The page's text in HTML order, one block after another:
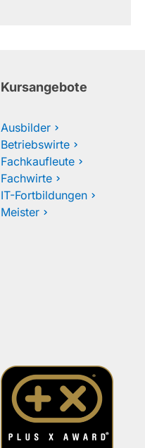
Kursangebote
Ausbilder
Betriebswirte
Fachkaufleute
Fachwirte
IT-Fortbildungen
Meister